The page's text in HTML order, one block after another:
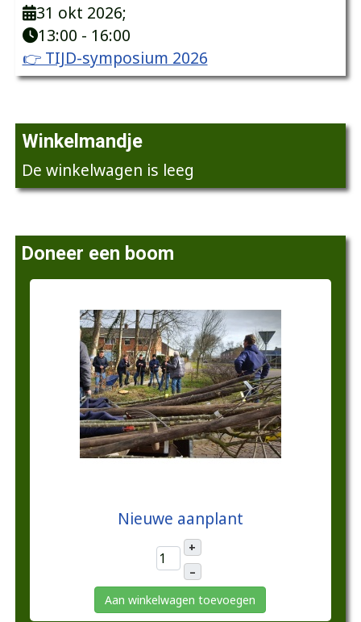
31 okt 2026;
13:00 - 16:00
👉 TIJD-symposium 2026
Winkelmandje
De winkelwagen is leeg
Doneer een boom
Nieuwe aanplant
+
–
Aan winkelwagen toevoegen